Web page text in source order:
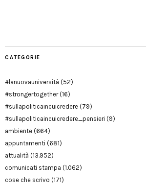
CATEGORIE
#lanuovauniversità (52)
#strongertogether(16)
#sullapoliticaincuicredere (79)
#sullapoliticaincuicredere_pensieri (9)
ambiente (664)
appuntamenti (681)
attualità (13.952)
comunicati stampa (1.062)
cose che scrivo (171)